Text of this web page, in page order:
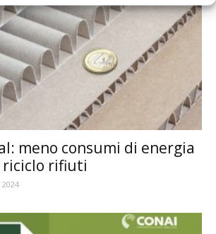
meno consumi di energia
riciclo rifiuti